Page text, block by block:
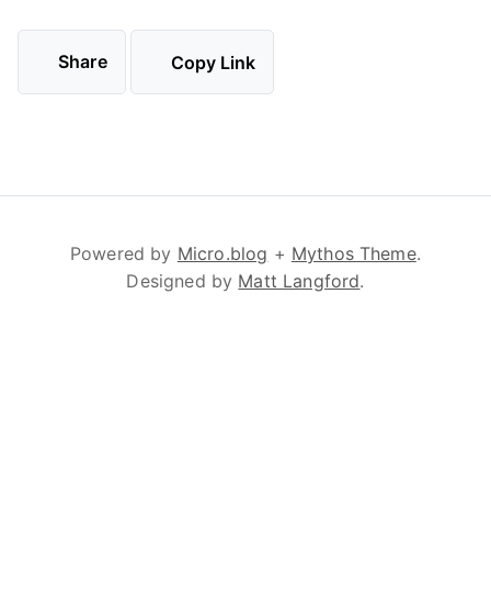
Share Copy Link
Powered by Micro.blog + Mythos Theme.
Designed by Matt Langford.